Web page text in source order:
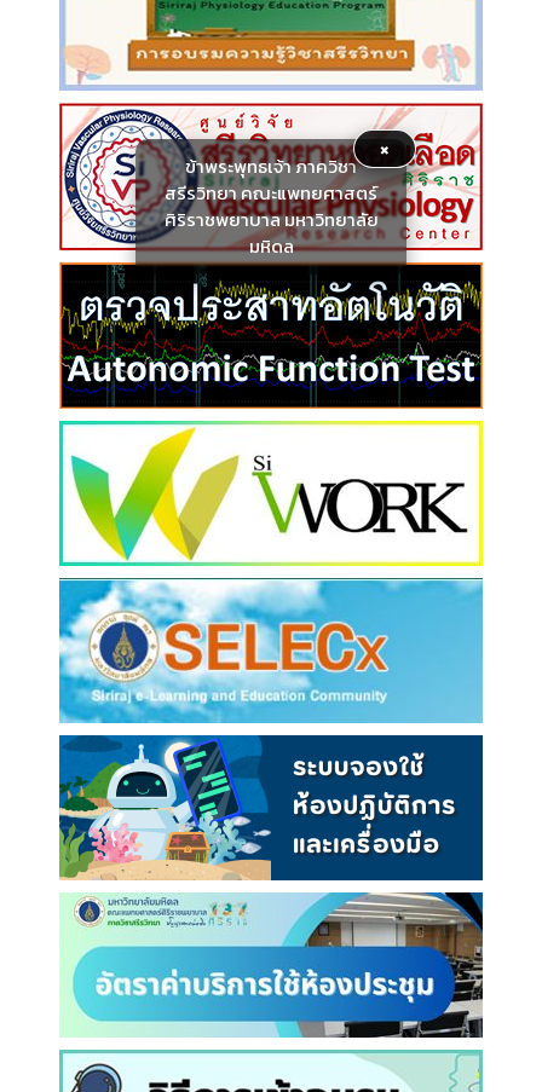
×
ข้าพระพุทธเจ้า ภาควิชา
สรีรวิทยา คณะแพทยศาสตร์
ศิริราชพยาบาล มหาวิทยาลัย
มหิดล